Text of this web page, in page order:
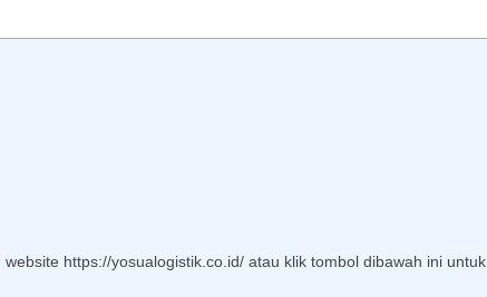
https://yosualogistik.co.id/ atau klik tombol dibawah ini untuk